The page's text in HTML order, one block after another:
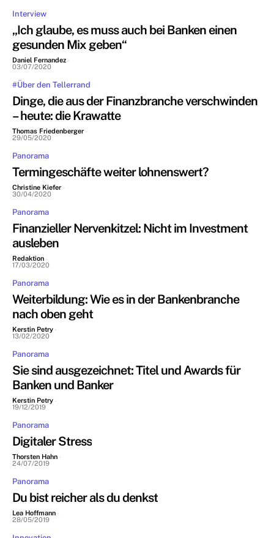
Interview
„Ich glaube, es muss auch bei Banken einen
gesunden Mix geben“
Daniel Fernandez -
03/07/2020
#Über den Tellerrand
Dinge, die aus der Finanzbranche verschwinden
– heute: die Krawatte
Thomas Friedenberger -
29/05/2020
Panorama
Termingeschäfte weiter lohnenswert?
Christine Kiefer -
30/04/2020
Panorama
Finanzieller Nervenkitzel: Nicht im Investment
ausleben
Redaktion -
17/03/2020
Panorama
Weiterbildung: Wie es in der Bankenbranche
nach oben geht
Kerstin Petry -
13/02/2020
Panorama
Sie sind ausgezeichnet: Titel und Awards für
Banken und Banker
Kerstin Petry -
19/12/2019
Panorama
Digitaler Stress
Thorsten Hahn -
24/07/2019
Panorama
Du bist reicher als du denkst
Lea Hoffmann -
28/05/2019